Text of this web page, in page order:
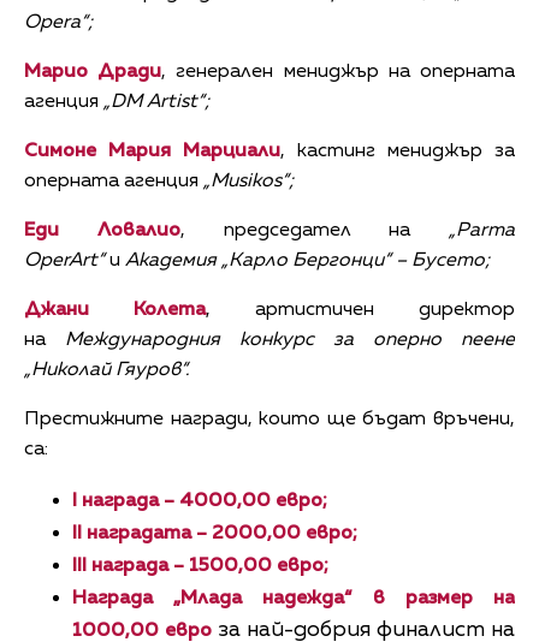
Opera“;
Марио Дради, генерален мениджър на оперната
агенция „DM Artist“;
Симоне Мария Марциали, кастинг мениджър за
оперната агенция „Musikos“;
Еди Ловалио, председател на „Parma
OperArt“и Академия „Карло Бергонци“ – Бусето;
Джани Колета, артистичен директор
на Международния конкурс за оперно пеене
„Николай Гяуров“.
Престижните награди, които ще бъдат връчени,
са:
I награда – 4000,00 евро;
II наградата – 2000,00 евро;
III награда – 1500,00 евро;
Награда „Млада надежда“
в размер на
1000,00 евро за най-добрия финалист на